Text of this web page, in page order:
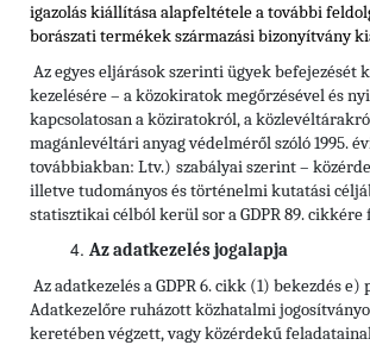
igazolás kiállítása alapfeltétele a további
borászati termékek származási bizonyítvány
Az egyes eljárások szerinti ügyek befejezését
kezelésére – a közokiratok megőrzésével és
kapcsolatosan a köziratokról, a
magánlevéltári anyag védelméről szóló 1995.
továbbiakban: Ltv.) szabályai szerint –
illetve tudományos és történelmi kutatási
statisztikai célból kerül sor a GDPR 89.
Az adatkezelés jogalapja
Az adatkezelés a GDPR 6. cikk (1) bekezdés
Adatkezelőre ruházott közhatalmi
keretében végzett, vagy közérdekű